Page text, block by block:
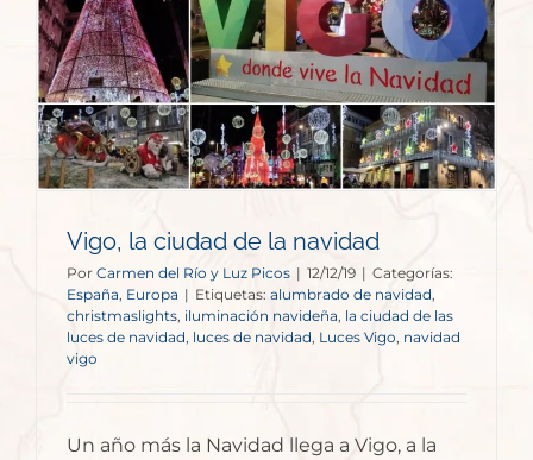
Vigo, la ciudad de la navidad
Por Carmen del Río y Luz Picos | 12/12/19 | Categorías:
España, Europa | Etiquetas: alumbrado de navidad
christmaslights iluminación navideña la ciudad de las
luces de navidad luces de navidad Luces Vigo, navidad
vigo
Un año más la Navidad llega a Vigo, a la